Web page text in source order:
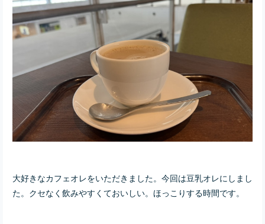
大好きなカフェオレをいただきました。今回は豆乳オレにしまし
た。クセなく飲みやすくておいしい。ほっこりする時間です。